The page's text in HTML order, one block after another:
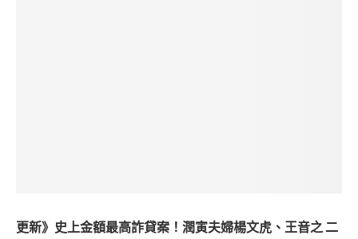
更新》史上金額最高詐貸案！潤寅夫婦楊文虎、王音之 二